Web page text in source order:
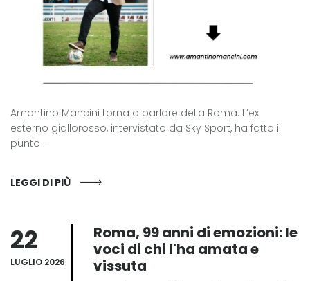
Amantino Mancini torna a parlare della Roma. L’ex
esterno giallorosso, intervistato da Sky Sport, ha fatto il
punto ...
LEGGI DI PIÙ
22
LUGLIO 2026
Roma, 99 anni di emozioni: le
voci di chi l'ha amata e
vissuta